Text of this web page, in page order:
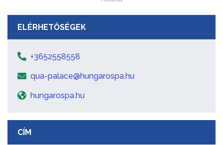
ELÉRHETŐSÉGEK
+3652558558
qua-palace@hungarospa.hu
hungarospa.hu
CÍM